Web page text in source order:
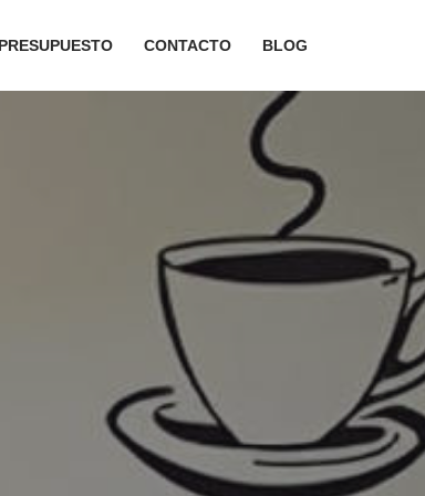
PRESUPUESTO CONTACTO BLOG